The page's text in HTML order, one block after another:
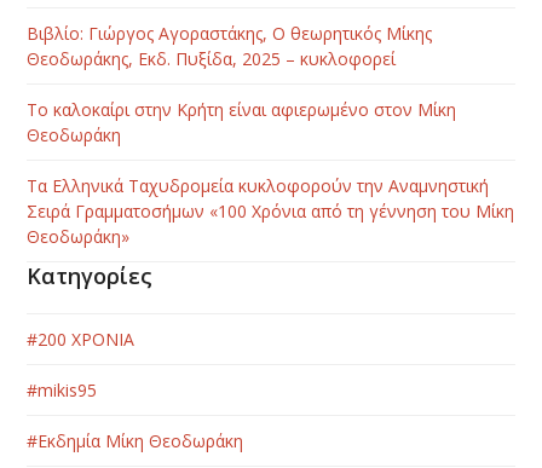
Βιβλίο: Γιώργος Αγοραστάκης, Ο θεωρητικός Μίκης
Θεοδωράκης, Εκδ. Πυξίδα, 2025 – κυκλοφορεί
Το καλοκαίρι στην Κρήτη είναι αφιερωμένο στον Μίκη
Θεοδωράκη
Τα Ελληνικά Ταχυδρομεία κυκλοφορούν την Αναμνηστική
Σειρά Γραμματοσήμων «100 Χρόνια από τη γέννηση του Μίκη
Θεοδωράκη»
Κατηγορίες
#200 ΧΡΟΝΙΑ
#mikis95
#Εκδημία Μίκη Θεοδωράκη